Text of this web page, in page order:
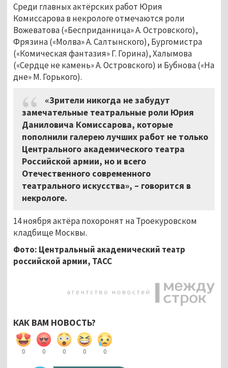
Среди главных актёрских работ Юрия
Комиссарова в некрологе отмечаются роли
Вожеватова («Бесприданница» А. Островского),
Фрязина («Молва» А. Салтынского), Бургомистра
(«Комическая фантазия» Г. Горина), Халымова
(«Сердце не камень» А. Островского) и Бубнова («На
дне» М. Горького).
«Зрители никогда не забудут
замечательные театральные роли Юрия
Даниловича Комиссарова, которые
пополнили галерею лучших работ не только
Центрального академического театра
Российской армии, но и всего
Отечественного современного
театрального искусства», – говорится в
некрологе.
14 ноября актёра похоронят на Троекуровском
кладбище Москвы.
Фото: Центральный академический театр
российской армии, ТАСС
КАК ВАМ НОВОСТЬ?
0 0 0 0 0